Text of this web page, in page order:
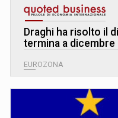
Draghi ha risolto il
termina a
EUROZONA